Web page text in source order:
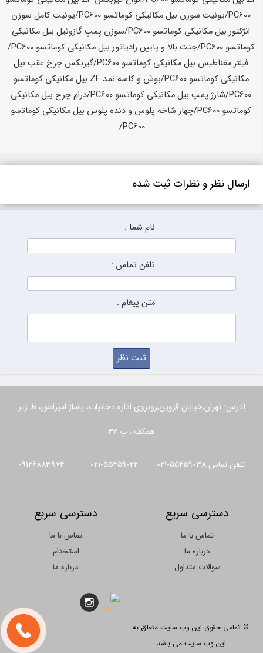
ارسال نظر و نظرات ثبت شده
نام شما :
تلفن تماس :
متن پیغام :
آدرس: تهران,خیابان قزوین,روبروی اداره دخانیات، پاساژ امپراطور، ط زیر
همکف ، پ 32
تلفن تماس:55459038-021 55459022-021 09126883974
دسترسی سریع
تماس با ما
درباره ما
سوالات متداول
دسترسی سریع
تماس با ما
استخدام
درباره ما
© تمامی حقوق این وب سایت متعلق به
این وب سایت می باشد.